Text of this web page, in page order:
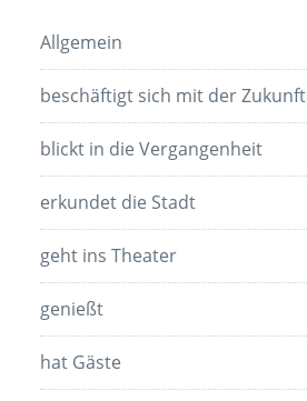
Allgemein
beschäftigt sich mit der Zukunft
blickt in die Vergangenheit
erkundet die Stadt
geht ins Theater
genießt
hat Gäste